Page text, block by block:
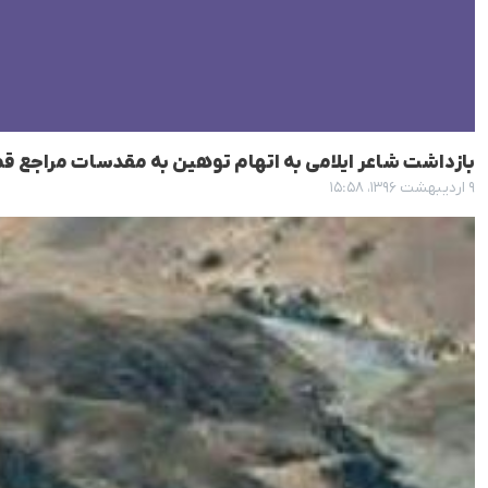
بازداشت شاعر ایلامی بە اتهام توهین بە مقدسات مراجع
۹ اردیبهشت ۱۳۹۶، ۱۵:۵۸